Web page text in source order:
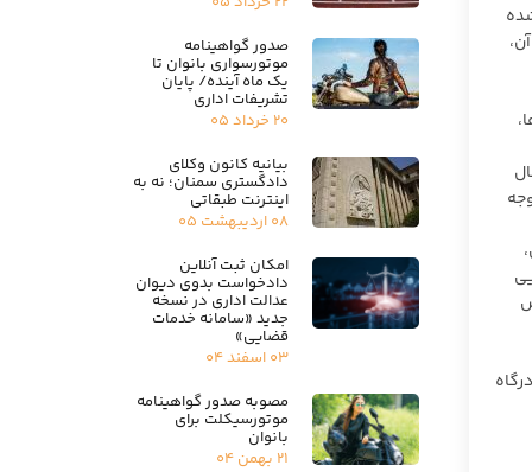
صدور گواهینامه
موتورسواری بانوان تا
یک ماه آینده/ پایان
تشریفات اداری
۲۰ خرداد ۰۵
بیانیه کانون وکلای
دادگستری سمنان؛ نه به
اینترنت طبقاتی
۰۸ اردیبهشت ۰۵
امکان ثبت آنلاین
دادخواست بدوی دیوان
عدالت اداری در نسخه
جدید «سامانه خدمات
قضایی»
۰۳ اسفند ۰۴
مصوبه صدور گواهینامه
موتورسیکلت برای
بانوان
۲۱ بهمن ۰۴